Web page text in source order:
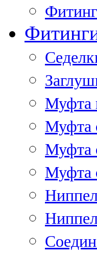
Муфта
Муфта
Муфта
Муфта